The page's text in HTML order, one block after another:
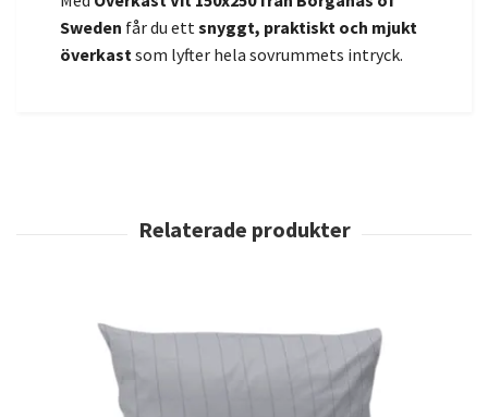
Sweden får du ett snyggt, praktiskt och mjukt
överkast som lyfter hela sovrummets intryck.